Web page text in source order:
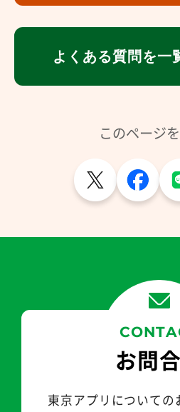
よくある質問を一
このページ
お問
東京アプリについての